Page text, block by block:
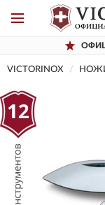
VICTORINOX